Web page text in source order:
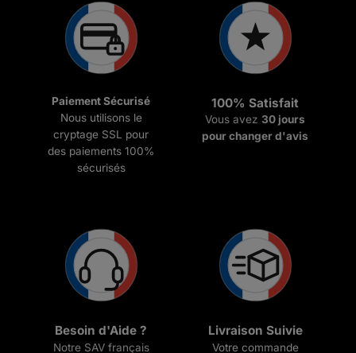
Paiement Sécurisé
Nous utilisons le
cryptage SSL pour
des paiements 100%
sécurisés
100% Satisfait
Vous avez 30 jours
pour changer d'avis
Besoin d'Aide ?
Notre SAV français
Livraison Suivie
Votre commande